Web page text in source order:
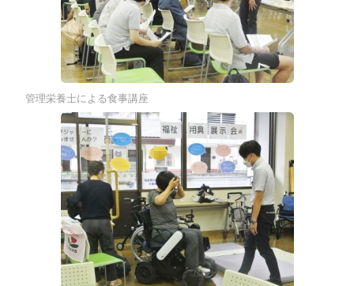
管理栄養士による食事講座